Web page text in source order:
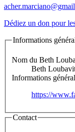
Dédiez un don pour
Informations
Nom du Beth
Beth
Informations
https://
Contact